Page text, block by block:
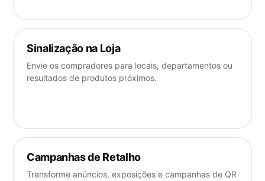
Sinalização na Loja
Envie os compradores para locais, departamentos ou
resultados de produtos próximos.
Campanhas de Retalho
Transforme anúncios, exposições e campanhas de QR